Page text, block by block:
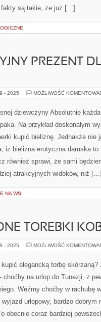
fakty są takie, że już […]
PREZENT
- 2025 MOŻLIWOŚĆ
dziewczyny Absolutnie
Na przykład doskonałym
kupić bieliznę. Jednakże nie
iż bielizna erotyczna damska
również sprawi, że sami
atrakcyjnych widoków, niż
NA WSI
TOREBKI
- 2025 MOŻLIWOŚĆ
elegancką torbę skórzaną?
na urlop do Tunezji, z
Weźmy choćby w
urlopowy, bardzo dobrym
obecnie coraz bardziej